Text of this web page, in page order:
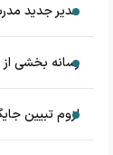
مدیر جدید
رسانه بخشی
لزوم تبیین